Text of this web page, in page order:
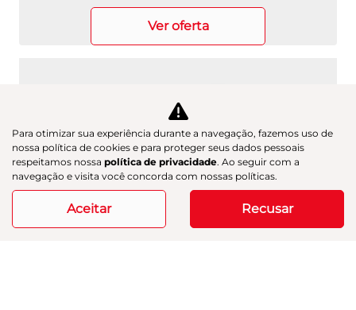
ver oferta
Para otimizar sua experiência durante a navegação, fazemos uso de
nossa política de cookies e para proteger seus dados pessoais
respeitamos nossa política de privacidade. Ao seguir com a
navegação e visita você concorda com nossas políticas.
Aceitar Recusar